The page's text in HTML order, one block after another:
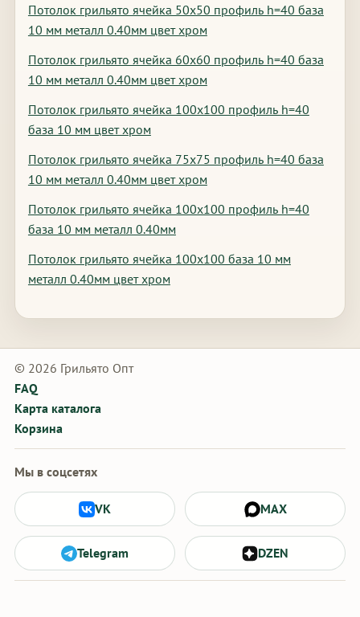
Потолок грильято ячейка 50х50 профиль h=40 база
10 мм металл 0.40мм цвет хром
Потолок грильято ячейка 60х60 профиль h=40 база
10 мм металл 0.40мм цвет хром
Потолок грильято ячейка 100х100 профиль h=40
база 10 мм цвет хром
Потолок грильято ячейка 75х75 профиль h=40 база
10 мм металл 0.40мм цвет хром
Потолок грильято ячейка 100х100 профиль h=40
база 10 мм металл 0.40мм
Потолок грильято ячейка 100х100 база 10 мм
металл 0.40мм цвет хром
© 2026 Грильято Опт
FAQ
Карта каталога
Корзина
Мы в соцсетях
VK MAX
Telegram DZEN